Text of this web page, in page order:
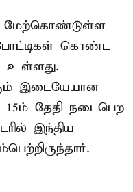
மேற்கொண்டுள்ள
கொண்ட
உள்ளது.
இடையேயான
தேதி நடைபெற
இந்திய